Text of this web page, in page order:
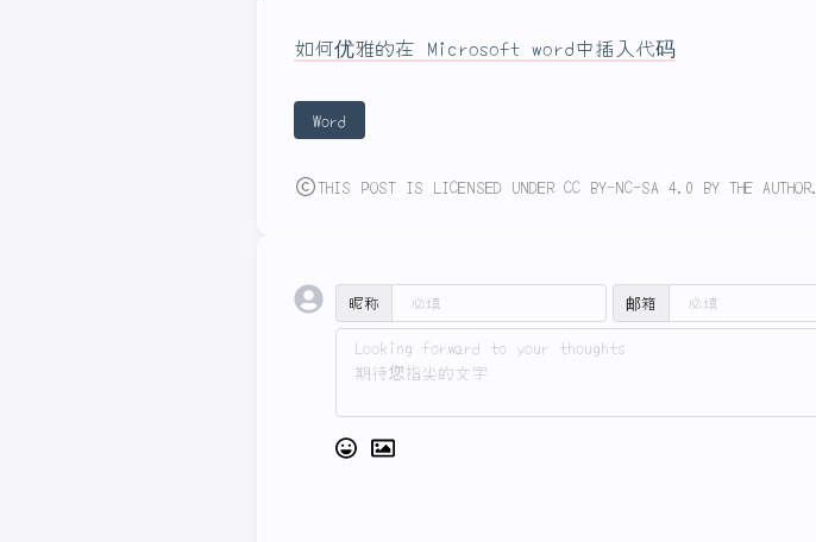
如何优雅的在 Microsoft word中插入代码
Word
THIS POST IS LICENSED UNDER CC BY-NC-SA 4.0 BY THE AUTHOR.
昵称 邮箱